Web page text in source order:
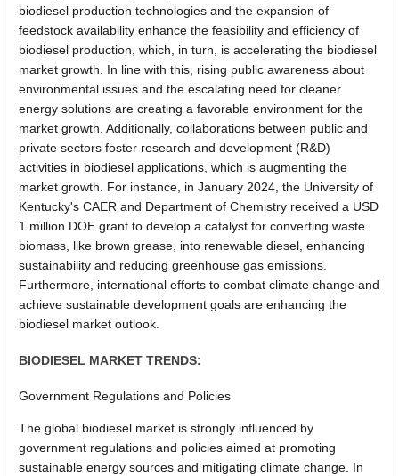
biodiesel production technologies and the expansion of
feedstock availability enhance the feasibility and efficiency of
biodiesel production, which, in turn, is accelerating the biodiesel
market growth. In line with this, rising public awareness about
environmental issues and the escalating need for cleaner
energy solutions are creating a favorable environment for the
market growth. Additionally, collaborations between public and
private sectors foster research and development (R&D)
activities in biodiesel applications, which is augmenting the
market growth. For instance, in January 2024, the University of
Kentucky's CAER and Department of Chemistry received a USD
1 million DOE grant to develop a catalyst for converting waste
biomass, like brown grease, into renewable diesel, enhancing
sustainability and reducing greenhouse gas emissions.
Furthermore, international efforts to combat climate change and
achieve sustainable development goals are enhancing the
biodiesel market outlook.
BIODIESEL MARKET TRENDS:
Government Regulations and Policies
The global biodiesel market is strongly influenced by
government regulations and policies aimed at promoting
sustainable energy sources and mitigating climate change. In